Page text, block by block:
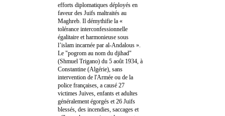
efforts diplomatiques déployés en
faveur des Juifs maltraités au
Maghreb. Il démythifie la «
tolérance interconfessionnelle
égalitaire et harmonieuse sous
l’islam incarnée par al-Andalous ».
Le "pogrom au nom du djihad"
(Shmuel Trigano) du 5 août 1934, à
Constantine (Algérie), sans
intervention de l'Armée ou de la
police françaises, a causé 27
victimes Juives, enfants et adultes
généralement égorgés et 26 Juifs
blessés, des incendies, saccages et